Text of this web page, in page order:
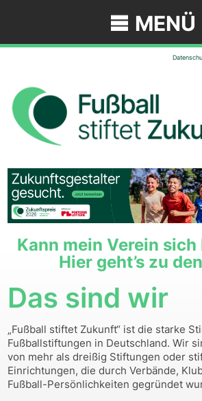
MENÜ
Kann mein Verein sich
Hier geht’s zu
Das sind wir
„Fußball stiftet Zukunft“ ist die starke
Fußballstiftungen in Deutschland. Wir
von mehr als dreißig Stiftungen oder
Einrichtungen, die durch Verbände,
Fußball-Persönlichkeiten gegründet